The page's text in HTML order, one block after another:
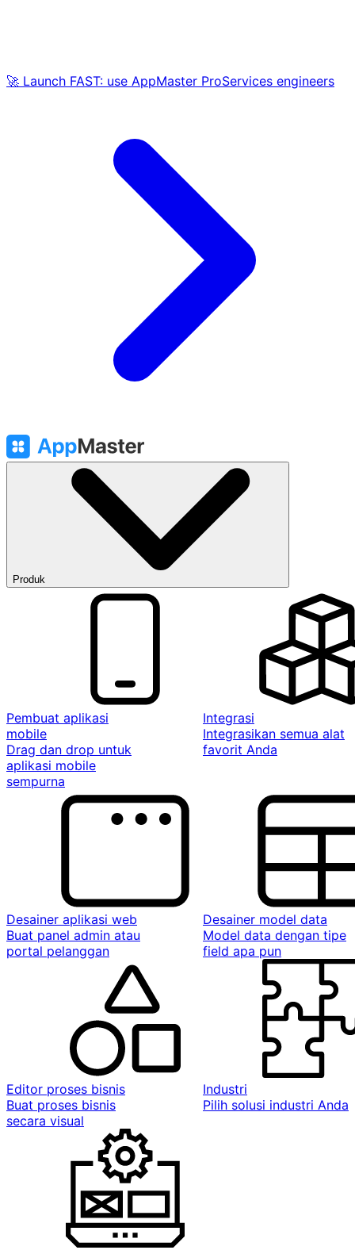
🚀 Launch FAST: use AppMaster ProServices engineers
Produk
Pembuat aplikasi
mobile
Drag dan drop untuk
aplikasi mobile
sempurna
Integrasi
Integrasikan semua alat
favorit Anda
Desainer aplikasi web
Buat panel admin atau
portal pelanggan
Desainer model data
Model data dengan tipe
field apa pun
Editor proses bisnis
Buat proses bisnis
secara visual
Industri
Pilih solusi industri Anda